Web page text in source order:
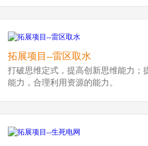
拓展项目--雷区取水
打破思维定式，提高创新思维能力；
能力，合理利用资源的能力。